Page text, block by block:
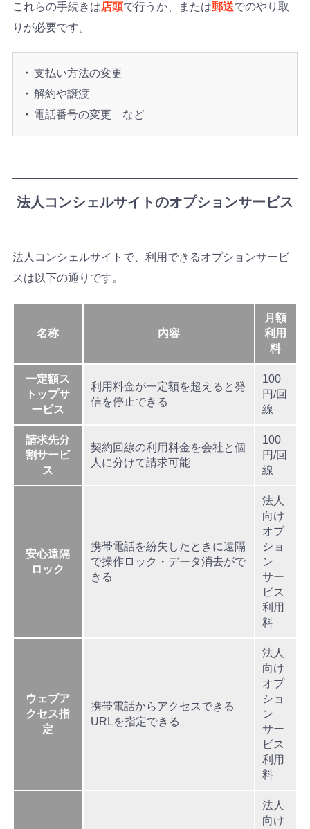
これらの手続きは店頭で行うか、または郵送でのやり取
りが必要です。
支払い方法の変更
解約や譲渡
電話番号の変更 など
法人コンシェルサイトのオプションサービス
法人コンシェルサイトで、利用できるオプションサービ
スは以下の通りです。
名称 内容
月額
利用
料
一定額ス
トップサ
ービス
利用料金が一定額を超えると発
信を停止できる
100
円/回
線
請求先分
割サービ
ス
契約回線の利用料金を会社と個
人に分けて請求可能
100
円/回
線
安心遠隔
ロック
携帯電話を紛失したときに遠隔
で操作ロック・データ消去がで
きる
法人
向け
オプ
ショ
ン
サー
ビス
利用
料
ウェブア
クセス指
定
携帯電話からアクセスできる
URLを指定できる
法人
向け
オプ
ショ
ン
サー
ビス
利用
料
法人
向け